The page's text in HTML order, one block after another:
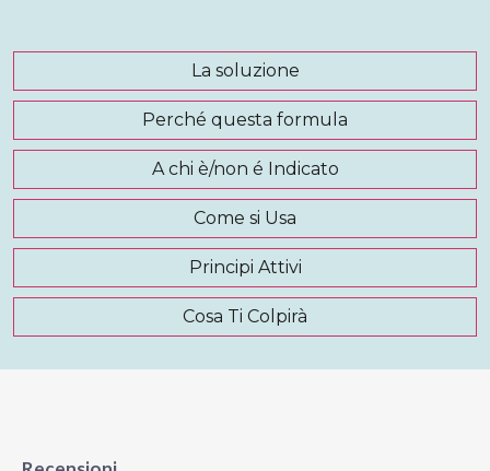
La soluzione
Perché questa formula
A chi è/non é Indicato
Come si Usa
Principi Attivi
Cosa Ti Colpirà